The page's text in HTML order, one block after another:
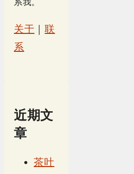
系我。
关于 ｜联
系
近期文
章
茶叶